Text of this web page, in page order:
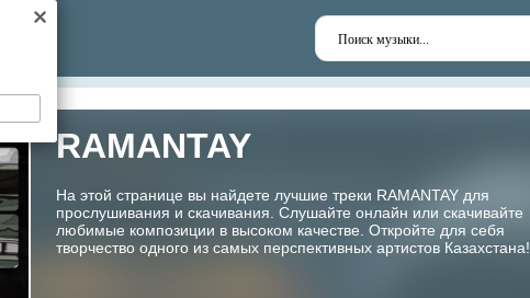
RAMANTAY
На этой странице вы найдете лучшие треки RAMANTAY для
прослушивания и скачивания. Слушайте онлайн или скачивайте
любимые композиции в высоком качестве. Откройте для себя
творчество одного из самых перспективных артистов Казахстана!